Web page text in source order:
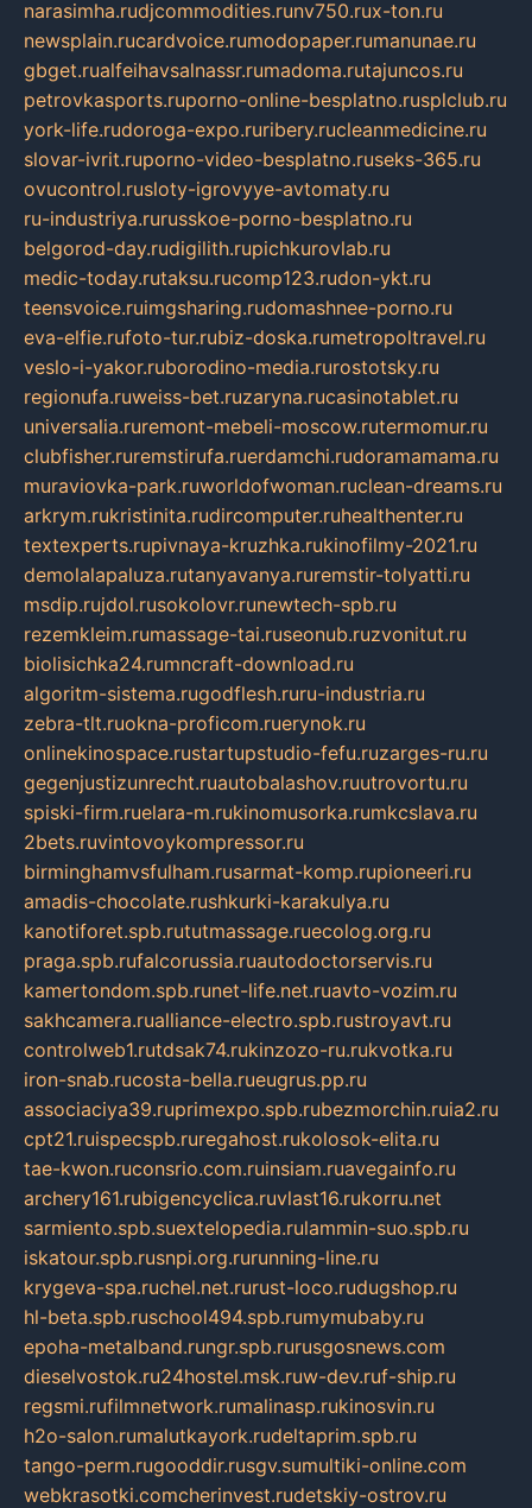
narasimha.rudjcommodities.runv750.rux-ton.ru
newsplain.rucardvoice.rumodopaper.rumanunae.ru
gbget.rualfeihavsalnassr.rumadoma.rutajuncos.ru
petrovkasports.ruporno-online-besplatno.rusplclub.ru
york-life.rudoroga-expo.ruribery.rucleanmedicine.ru
slovar-ivrit.ruporno-video-besplatno.ruseks-365.ru
ovucontrol.rusloty-igrovyye-avtomaty.ru
ru-industriya.rurusskoe-porno-besplatno.ru
belgorod-day.rudigilith.rupichkurovlab.ru
medic-today.rutaksu.rucomp123.rudon-ykt.ru
teensvoice.ruimgsharing.rudomashnee-porno.ru
eva-elfie.rufoto-tur.rubiz-doska.rumetropoltravel.ru
veslo-i-yakor.ruborodino-media.rurostotsky.ru
regionufa.ruweiss-bet.ruzaryna.rucasinotablet.ru
universalia.ruremont-mebeli-moscow.rutermomur.ru
clubfisher.ruremstirufa.ruerdamchi.rudoramamama.ru
muraviovka-park.ruworldofwoman.ruclean-dreams.ru
arkrym.rukristinita.rudircomputer.ruhealthenter.ru
textexperts.rupivnaya-kruzhka.rukinofilmy-2021.ru
demolalapaluza.rutanyavanya.ruremstir-tolyatti.ru
msdip.rujdol.rusokolovr.runewtech-spb.ru
rezemkleim.rumassage-tai.ruseonub.ruzvonitut.ru
biolisichka24.rumncraft-download.ru
algoritm-sistema.rugodflesh.ruru-industria.ru
zebra-tlt.ruokna-proficom.ruerynok.ru
onlinekinospace.rustartupstudio-fefu.ruzarges-ru.ru
gegenjustizunrecht.ruautobalashov.ruutrovortu.ru
spiski-firm.ruelara-m.rukinomusorka.rumkcslava.ru
2bets.ruvintovoykompressor.ru
birminghamvsfulham.rusarmat-komp.rupioneeri.ru
amadis-chocolate.rushkurki-karakulya.ru
kanotiforet.spb.rututmassage.ruecolog.org.ru
praga.spb.rufalcorussia.ruautodoctorservis.ru
kamertondom.spb.runet-life.net.ruavto-vozim.ru
sakhcamera.rualliance-electro.spb.rustroyavt.ru
controlweb1.rutdsak74.rukinzozo-ru.rukvotka.ru
iron-snab.rucosta-bella.rueugrus.pp.ru
associaciya39.ruprimexpo.spb.rubezmorchin.ruia2.ru
cpt21.ruispecspb.ruregahost.rukolosok-elita.ru
tae-kwon.ruconsrio.com.ruinsiam.ruavegainfo.ru
archery161.rubigencyclica.ruvlast16.rukorru.net
sarmiento.spb.suextelopedia.rulammin-suo.spb.ru
iskatour.spb.rusnpi.org.rurunning-line.ru
krygeva-spa.ruchel.net.rurust-loco.rudugshop.ru
hl-beta.spb.ruschool494.spb.rumymubaby.ru
epoha-metalband.rungr.spb.rurusgosnews.com
dieselvostok.ru24hostel.msk.ruw-dev.ruf-ship.ru
regsmi.rufilmnetwork.rumalinasp.rukinosvin.ru
h2o-salon.rumalutkayork.rudeltaprim.spb.ru
tango-perm.rugooddir.rusgv.sumultiki-online.com
webkrasotki.comcherinvest.rudetskiy-ostrov.ru